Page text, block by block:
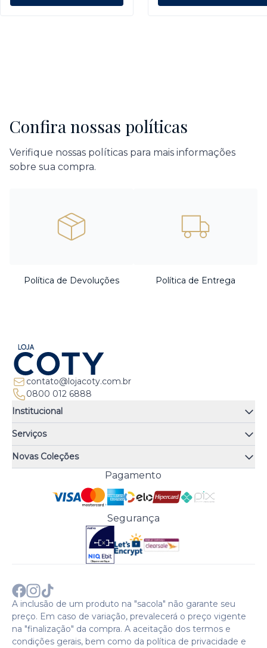
Confira nossas políticas
Verifique nossas políticas para mais informações
sobre sua compra.
Política de Devoluções Política de Entrega
contato@lojacoty.com.br
0800 012 6888
Institucional
Quem somos
Quiz de fragrâncias
Trocas e Devoluções
Troque Fácil
Perguntas Frequentes
Política de Pagamento
Política de Entrega
Política de Privacidade
Comprar com CNPJ?
Sobre a COTY no mundo
Serviços
Atendimento
Meus Pedidos
Trabalhe Conosco
Preferências de Cookies
Novas Coleções
Cenoura & Bronze
Pagamento
Segurança
A inclusão de um produto na "sacola" não garante seu
preço. Em caso de variação, prevalecerá o preço vigente
na "finalização" da compra. A aceitação dos termos e
condições gerais, bem como da política de privacidade e